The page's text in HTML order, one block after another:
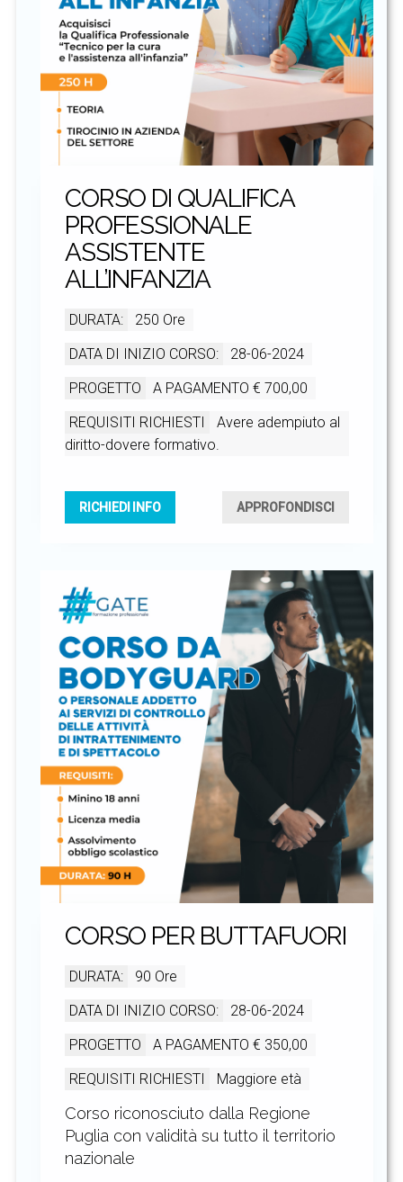
CORSO DI QUALIFICA
PROFESSIONALE
ASSISTENTE
ALL’INFANZIA
DURATA:
250 Ore
DATA DI INIZIO CORSO:
28-06-2024
PROGETTO
A PAGAMENTO € 700,00
REQUISITI RICHIESTI
Avere adempiuto al
diritto-dovere formativo.
RICHIEDI INFO APPROFONDISCI
CORSO PER BUTTAFUORI
DURATA:
90 Ore
DATA DI INIZIO CORSO:
28-06-2024
PROGETTO
A PAGAMENTO € 350,00
REQUISITI RICHIESTI
Maggiore età
Corso riconosciuto dalla Regione
Puglia con validità su tutto il territorio
nazionale